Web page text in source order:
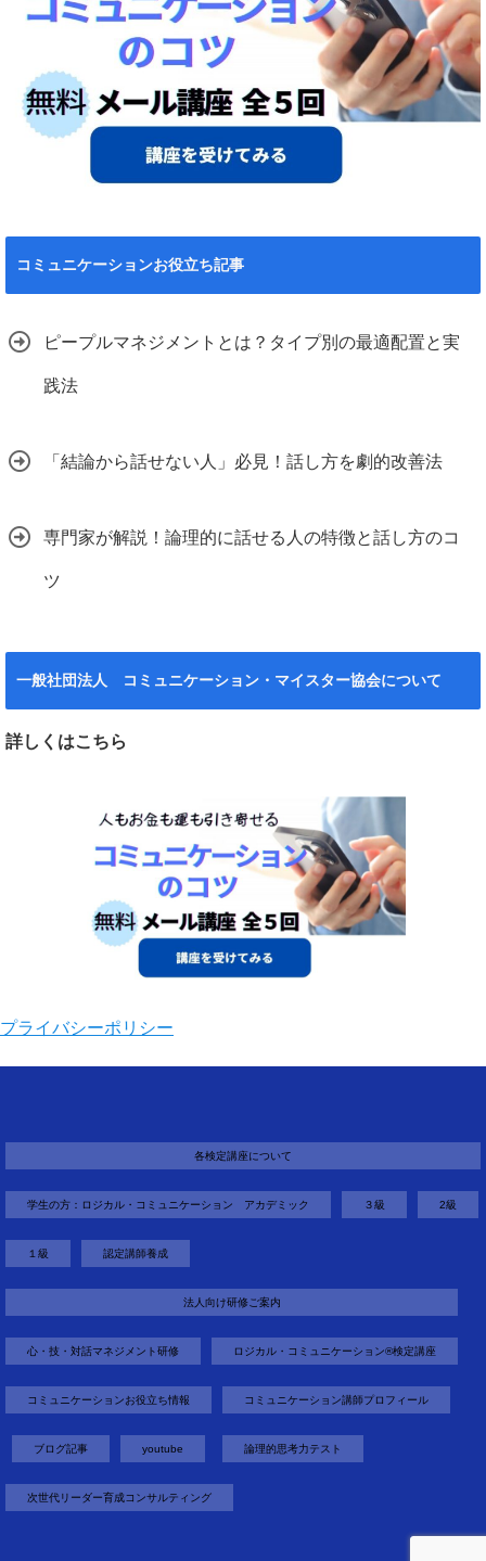
コミュニケーションお役立ち記事
ピープルマネジメントとは？タイプ別の最適配置と実
践法
「結論から話せない人」必見！話し方を劇的改善法
専門家が解説！論理的に話せる人の特徴と話し方のコ
ツ
一般社団法人 コミュニケーション・マイスター協会について
詳しくはこちら
プライバシーポリシー
各検定講座について
学生の方：ロジカル・コミュニケーション アカデミック ３級 2級
１級 認定講師養成
法人向け研修ご案内
心・技・対話マネジメント研修 ロジカル・コミュニケーション®検定講座
コミュニケーションお役立ち情報
ブログ記事 youtube
コミュニケーション講師プロフィール
論理的思考力テスト
次世代リーダー育成コンサルティング